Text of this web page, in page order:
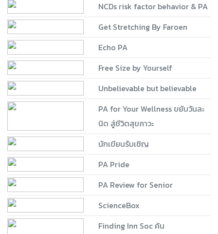
NCDs risk factor behavior & PA
Get Stretching By Faroen
Echo PA
Free Size by Yourself
Unbelievable but believable
PA for Your Wellness ขยับวันละ
นิด สู่ชีวิตสุขภาวะ
นักเขียนรับเชิญ
PA Pride
PA Review for Senior
ScienceBox
Finding Inn Soc ค้น